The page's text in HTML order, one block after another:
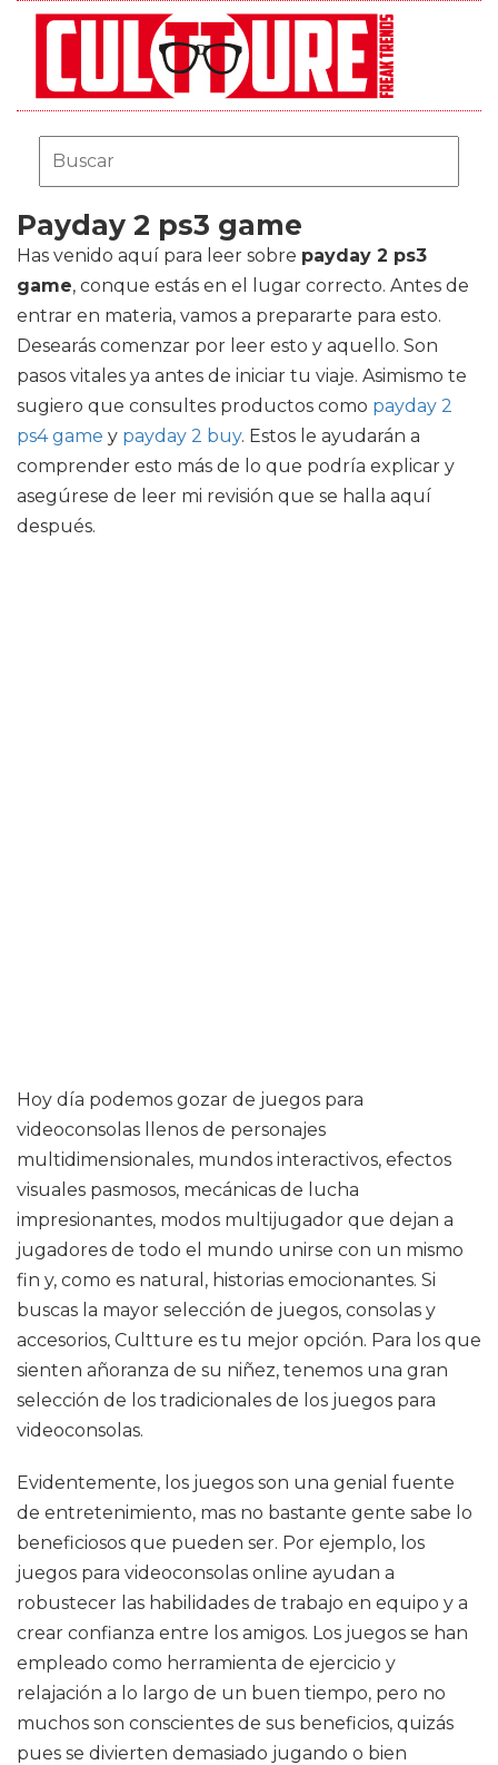
Payday 2 ps3 game
Has venido aquí para leer sobre payday 2 ps3
game, conque estás en el lugar correcto. Antes de
entrar en materia, vamos a prepararte para esto.
Desearás comenzar por leer esto y aquello. Son
pasos vitales ya antes de iniciar tu viaje. Asimismo te
sugiero que consultes productos como payday 2
ps4 game y payday 2 buy. Estos le ayudarán a
comprender esto más de lo que podría explicar y
asegúrese de leer mi revisión que se halla aquí
después.
Hoy día podemos gozar de juegos para
videoconsolas llenos de personajes
multidimensionales, mundos interactivos, efectos
visuales pasmosos, mecánicas de lucha
impresionantes, modos multijugador que dejan a
jugadores de todo el mundo unirse con un mismo
fin y, como es natural, historias emocionantes. Si
buscas la mayor selección de juegos, consolas y
accesorios, Cultture es tu mejor opción. Para los que
sienten añoranza de su niñez, tenemos una gran
selección de los tradicionales de los juegos para
videoconsolas.
Evidentemente, los juegos son una genial fuente
de entretenimiento, mas no bastante gente sabe lo
beneficiosos que pueden ser. Por ejemplo, los
juegos para videoconsolas online ayudan a
robustecer las habilidades de trabajo en equipo y a
crear confianza entre los amigos. Los juegos se han
empleado como herramienta de ejercicio y
relajación a lo largo de un buen tiempo, pero no
muchos son conscientes de sus beneficios, quizás
pues se divierten demasiado jugando o bien